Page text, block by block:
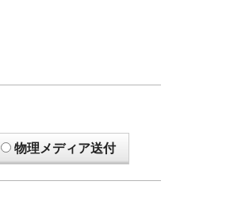
物理メディア送付